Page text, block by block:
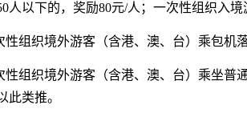
人以下的，奖励80元/人；一次性组织入
性组织境外游客（含港、澳、台）乘包机
性组织境外游客（含港、澳、台）乘坐普
此类推。